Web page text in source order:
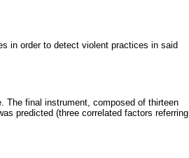
in order to detect violent practices in said
The final instrument, composed of thirteen
predicted (three correlated factors referring